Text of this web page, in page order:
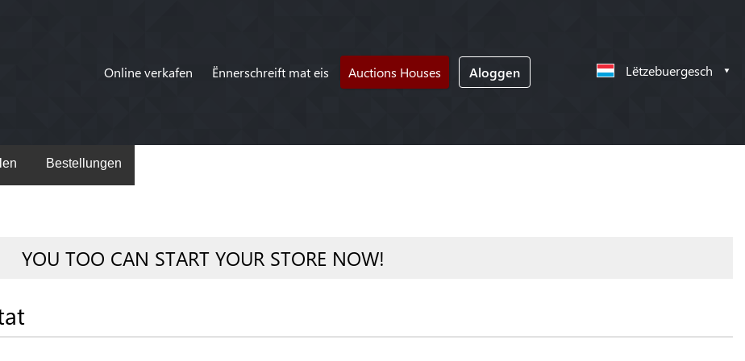
Online verkafen Ënnerschreift mat eis Auctions Houses Aloggen Lëtzebuergesch
Bestellungen
YOU TOO CAN START YOUR STORE NOW!